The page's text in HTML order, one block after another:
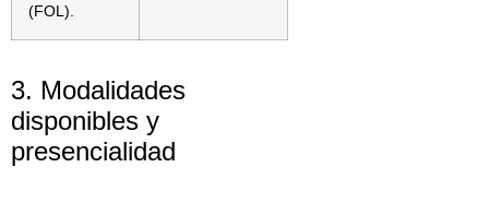
(FOL).
3. Modalidades
disponibles y
presencialidad